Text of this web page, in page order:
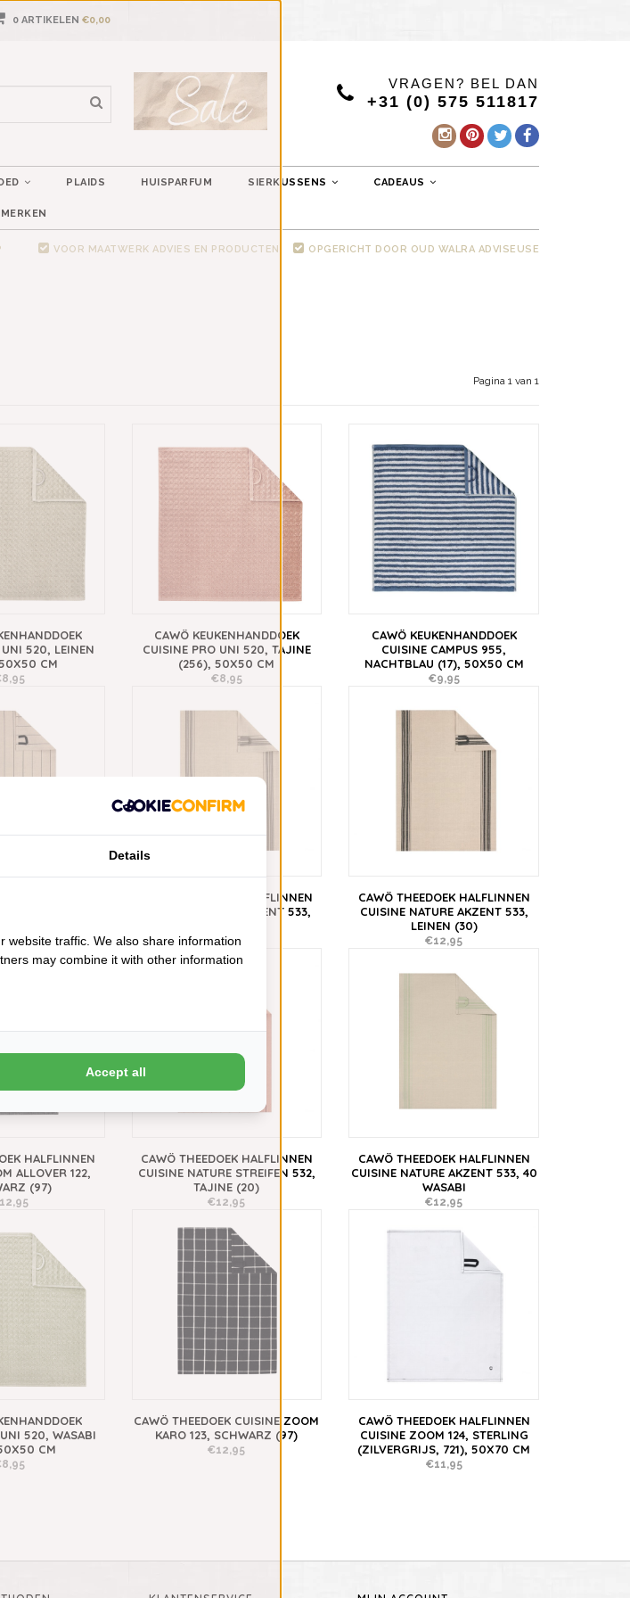
0 ARTIKELEN €0,00
VRAGEN? BEL DAN
+31 (0) 575 511817
PLAIDS HUISPARFUM SIERKUSSENS CADEAUS
MERKEN
VOOR MAATWERK ADVIES EN PRODUCTEN OPGERICHT DOOR OUD WALRA ADVISEUSE
Pagina 1 van 1
520, LEINEN
CM
CAWÖ KEUKENHANDDOEK
CUISINE PRO UNI 520, TAJINE
(256), 50X50 CM
€8,95
CAWÖ KEUKENHANDDOEK
CUISINE CAMPUS 955,
NACHTBLAU (17), 50X50 CM
€9,95
CAWÖ THEEDOEK HALFLINNEN
CUISINE NATURE AKZENT 533,
€12,95
CAWÖ THEEDOEK HALFLINNEN
CUISINE NATURE AKZENT 533,
LEINEN (30)
€12,95
HALFLINNEN
ALLOVER 122,
(97)
CAWÖ THEEDOEK HALFLINNEN
CUISINE NATURE STREIFEN 532,
TAJINE (20)
€12,95
CAWÖ THEEDOEK HALFLINNEN
CUISINE NATURE AKZENT 533, 40
WASABI
€12,95
520, WASABI
CM
CAWÖ THEEDOEK CUISINE ZOOM
KARO 123, SCHWARZ (97)
€12,95
CAWÖ THEEDOEK HALFLINNEN
CUISINE ZOOM 124, STERLING
(ZILVERGRIJS, 721), 50X70 CM
€11,95
Details
website traffic. We also share information
may combine it with other information
Accept all